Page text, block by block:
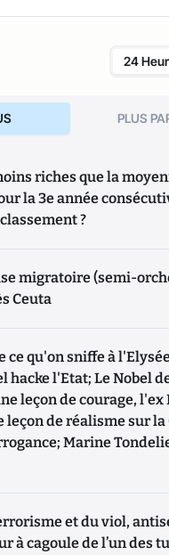
24
PLUS
riches que la
la 3e année
?
migratoire (semi-
Ceuta
ce qu'on sniffe à
hacke l'Etat; Le Nobel
leçon de courage, l'ex
de réalisme sur la
Marine
et du viol,
à cagoule de l’un des